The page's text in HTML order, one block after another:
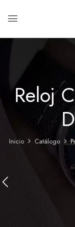
Reloj
Inicio Catálogo